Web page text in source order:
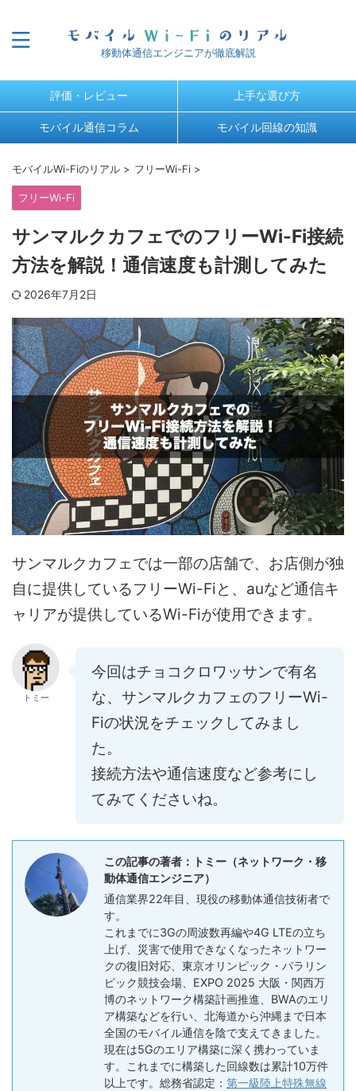
移動体通信エンジニアが徹底解説
評価・レビュー 上手な選び方
モバイル通信コラム モバイル回線の知識
モバイルWi-Fiのリアル > フリーWi-Fi >
フリーWi-Fi
サンマルクカフェでのフリーWi-Fi接続
方法を解説！通信速度も計測してみた
2026年7月2日
サンマルクカフェでは一部の店舗で、お店側が独
自に提供しているフリーWi-Fiと、auなど通信キ
ャリアが提供しているWi-Fiが使用できます。
トミー
今回はチョコクロワッサンで有名
な、サンマルクカフェのフリーWi-
Fiの状況をチェックしてみまし
た。
接続方法や通信速度など参考にし
てみてくださいね。
この記事の著者：トミー（ネットワーク・移
動体通信エンジニア）
通信業界22年目、現役の移動体通信技術者で
す。
これまでに3Gの周波数再編や4G LTEの立ち
上げ、災害で使用できなくなったネットワー
クの復旧対応、東京オリンピック・パラリン
ピック競技会場、EXPO 2025 大阪・関西万
博のネットワーク構築計画推進、BWAのエリ
ア構築などを行い、北海道から沖縄まで日本
全国のモバイル通信を陰で支えてきました。
現在は5Gのエリア構築に深く携わっていま
す。これまでに構築した回線数は累計10万件
以上です。総務省認定： 第一級陸上特殊無線